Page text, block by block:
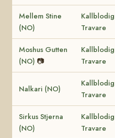
Mellem Stine
(NO)
Kallblodig
Travare
Moshus Gutten
(NO) 📷
Kallblodig
Travare
Nalkari (NO)
Kallblodig
Travare
Sirkus Stjerna
(NO)
Kallblodig
Travare